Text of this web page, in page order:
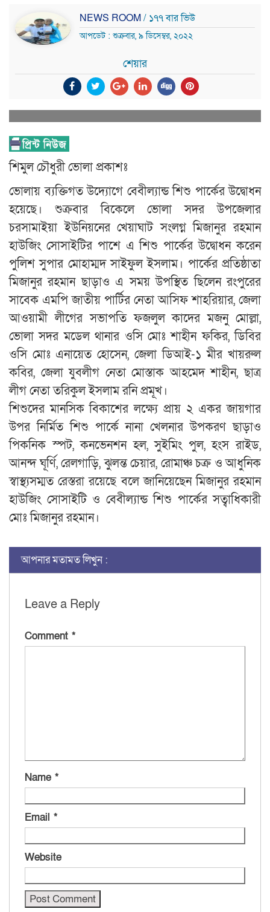
NEWS ROOM/ ১৭৭ বার ভিউ
আপডেট : শুক্রবার, ৯ ডিসেম্বর, ২০২২
শেয়ার
শিমুল চৌধুরী ভোলা প্রকাশঃ
ভোলায় ব্যক্তিগত উদ্যোগে বেবীল্যান্ড শিশু পার্কের উদ্বোধন
হয়েছে। শুক্রবার বিকেলে ভোলা সদর উপজেলার
চরসামাইয়া ইউনিয়নের খেয়াঘাট সংলগ্ন মিজানুর রহমান
হাউজিং সোসাইটির পাশে এ শিশু পার্কের উদ্বোধন করেন
পুলিশ সুপার মোহাম্মদ সাইফুল ইসলাম। পার্কের প্রতিষ্ঠাতা
মিজানুর রহমান ছাড়াও এ সময় উপস্থিত ছিলেন রংপুরের
সাবেক এমপি জাতীয় পার্টির নেতা আসিফ শাহরিয়ার, জেলা
আওয়ামী লীগের সভাপতি ফজলুল কাদের মজনু মোল্লা,
ভোলা সদর মডেল থানার ওসি মোঃ শাহীন ফকির, ডিবির
ওসি মোঃ এনায়েত হোসেন, জেলা ডিআই-১ মীর খায়রুল
কবির, জেলা যুবলীগ নেতা মোস্তাক আহমেদ শাহীন, ছাত্র
লীগ নেতা তরিকুল ইসলাম রনি প্রমূখ।
শিশুদের মানসিক বিকাশের লক্ষ্যে প্রায় ২ একর জায়গার
উপর নির্মিত শিশু পার্কে নানা খেলনার উপকরণ ছাড়াও
পিকনিক স্পট, কনভেনশন হল, সুইমিং পুল, হংস রাইড,
আনন্দ ঘূর্ণি, রেলগাড়ি, ঝুলন্ত চেয়ার, রোমাঞ্চ চক্র ও আধুনিক
স্বাস্থ্যসম্মত রেস্তরা রয়েছে বলে জানিয়েছেন মিজানুর রহমান
হাউজিং সোসাইটি ও বেবীল্যান্ড শিশু পার্কের সত্বাধিকারী
মোঃ মিজানুর রহমান।
আপনার মতামত লিখুন :
Leave a Reply
Comment *
Name *
Email *
Website